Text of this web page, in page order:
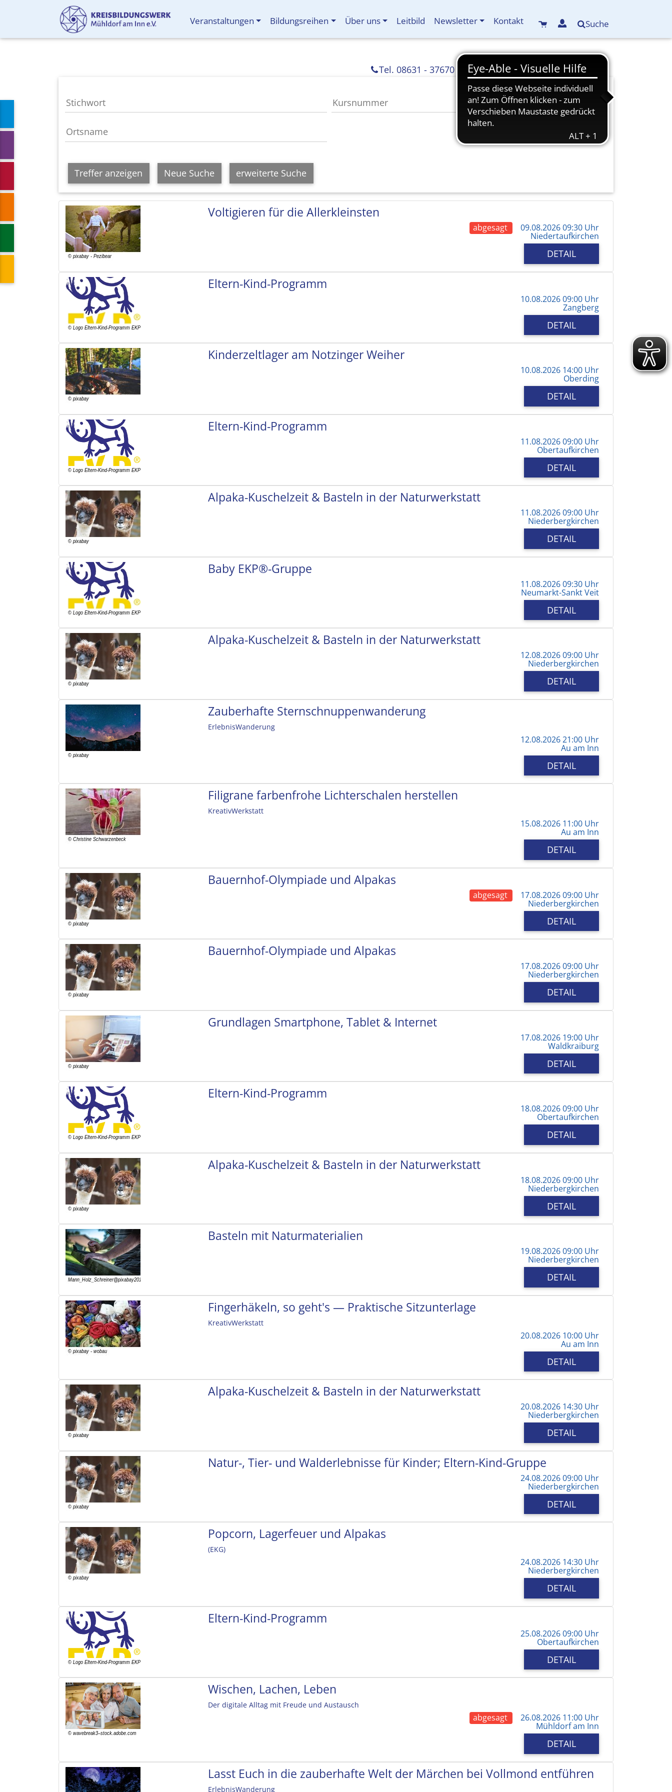
Veranstaltungen Bildungsreihen Über uns Leitbild Newsletter Kontakt Suche
info(at)kreisbildungswerk-mdf.de
Tel. 08631 - 37670
Treffer anzeigen Neue Suche erweiterte Suche
Voltigieren für die Allerkleinsten
abgesagt 09.08.2026 09:30 Uhr
Niedertaufkirchen
DETAIL
Eltern-Kind-Programm
10.08.2026 09:00 Uhr
Zangberg
DETAIL
Kinderzeltlager am Notzinger Weiher
10.08.2026 14:00 Uhr
Oberding
DETAIL
Eltern-Kind-Programm
11.08.2026 09:00 Uhr
Obertaufkirchen
DETAIL
Alpaka-Kuschelzeit & Basteln in der Naturwerkstatt
11.08.2026 09:00 Uhr
Niederbergkirchen
DETAIL
Baby EKP®-Gruppe
11.08.2026 09:30 Uhr
Neumarkt-Sankt Veit
DETAIL
Alpaka-Kuschelzeit & Basteln in der Naturwerkstatt
12.08.2026 09:00 Uhr
Niederbergkirchen
DETAIL
Zauberhafte Sternschnuppenwanderung
ErlebnisWanderung
12.08.2026 21:00 Uhr
Au am Inn
DETAIL
Filigrane farbenfrohe Lichterschalen herstellen
KreativWerkstatt
15.08.2026 11:00 Uhr
Au am Inn
DETAIL
Bauernhof-Olympiade und Alpakas
abgesagt 17.08.2026 09:00 Uhr
Niederbergkirchen
DETAIL
Bauernhof-Olympiade und Alpakas
17.08.2026 09:00 Uhr
Niederbergkirchen
DETAIL
Grundlagen Smartphone, Tablet & Internet
17.08.2026 19:00 Uhr
Waldkraiburg
DETAIL
Eltern-Kind-Programm
18.08.2026 09:00 Uhr
Obertaufkirchen
DETAIL
Alpaka-Kuschelzeit & Basteln in der Naturwerkstatt
18.08.2026 09:00 Uhr
Niederbergkirchen
DETAIL
Basteln mit Naturmaterialien
19.08.2026 09:00 Uhr
Niederbergkirchen
DETAIL
Fingerhäkeln, so geht's — Praktische Sitzunterlage
KreativWerkstatt
20.08.2026 10:00 Uhr
Au am Inn
DETAIL
Alpaka-Kuschelzeit & Basteln in der Naturwerkstatt
20.08.2026 14:30 Uhr
Niederbergkirchen
DETAIL
Natur-, Tier- und Walderlebnisse für Kinder; Eltern-Kind-Gruppe
24.08.2026 09:00 Uhr
Niederbergkirchen
DETAIL
Popcorn, Lagerfeuer und Alpakas
(EKG)
24.08.2026 14:30 Uhr
Niederbergkirchen
DETAIL
Eltern-Kind-Programm
25.08.2026 09:00 Uhr
Obertaufkirchen
DETAIL
Wischen, Lachen, Leben
Der digitale Alltag mit Freude und Austausch
abgesagt 26.08.2026 11:00 Uhr
Mühldorf am Inn
DETAIL
Lasst Euch in die zauberhafte Welt der Märchen bei Vollmond entführen
ErlebnisWanderung